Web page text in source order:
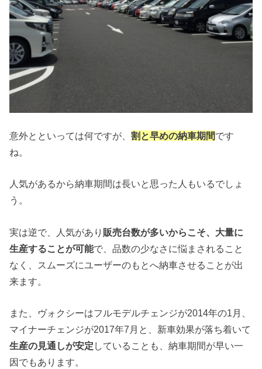
意外とといっては何ですが、割と早めの納車期間です
ね。
人気があるから納車期間は長いと思った人もいるでしょ
う。
実は逆で、人気があり 販売台数が多いからこそ、大量に
生産することが可能で、品数の少なさに悩まされること
なく、スムーズにユーザーのもとへ納車させることが出
来ます。
また、ヴォクシーはフルモデルチェンジが2014年の1月、
マイナーチェンジが2017年7月と、新車効果が落ち着いて
生産の見通しが安定 していることも、納車期間が早い一
因でもあります。